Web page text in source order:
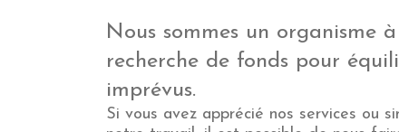
Nous sommes un
recherche de fonds pour
imprévus.
Si vous avez apprécié nos services ou